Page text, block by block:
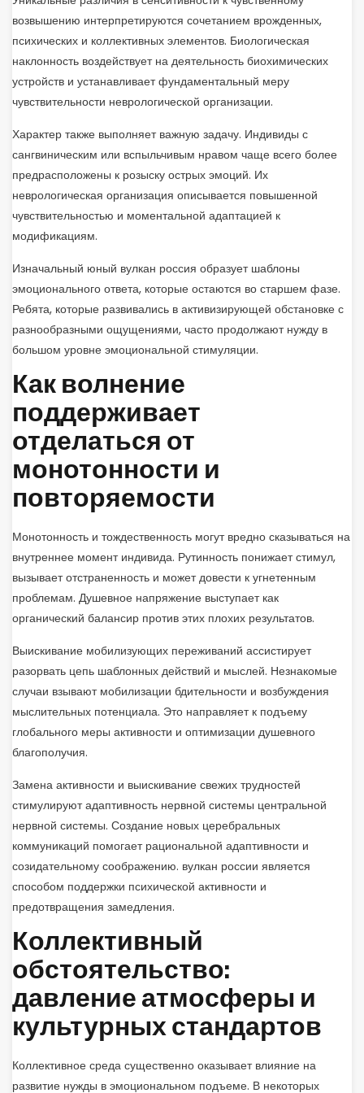
возвышению интерпретируются сочетанием врожденных,
психических и коллективных элементов. Биологическая
наклонность воздействует на деятельность биохимических
устройств и устанавливает фундаментальный меру
чувствительности неврологической организации.
Характер также выполняет важную задачу. Индивиды с
сангвиническим или вспыльчивым нравом чаще всего более
предрасположены к розыску острых эмоций. Их
неврологическая организация описывается повышенной
чувствительностью и моментальной адаптацией к
модификациям.
Изначальный юный вулкан россия образует шаблоны
эмоционального ответа, которые остаются во старшем фазе.
Ребята, которые развивались в активизирующей обстановке с
разнообразными ощущениями, часто продолжают нужду в
большом уровне эмоциональной стимуляции.
Как волнение
поддерживает
отделаться от
монотонности и
повторяемости
Монотонность и тождественность могут вредно сказываться на
внутреннее момент индивида. Рутинность понижает стимул,
вызывает отстраненность и может довести к угнетенным
проблемам. Душевное напряжение выступает как
органический балансир против этих плохих результатов.
Выискивание мобилизующих переживаний ассистирует
разорвать цепь шаблонных действий и мыслей. Незнакомые
случаи взывают мобилизации бдительности и возбуждения
мыслительных потенциала. Это направляет к подъему
глобального меры активности и оптимизации душевного
благополучия.
Замена активности и выискивание свежих трудностей
стимулируют адаптивность нервной системы центральной
нервной системы. Создание новых церебральных
коммуникаций помогает рациональной адаптивности и
созидательному соображению. вулкан россии является
способом поддержки психической активности и
предотвращения замедления.
Коллективный
обстоятельство:
давление атмосферы и
культурных стандартов
Коллективное среда существенно оказывает влияние на
развитие нужды в эмоциональном подъеме. В некоторых